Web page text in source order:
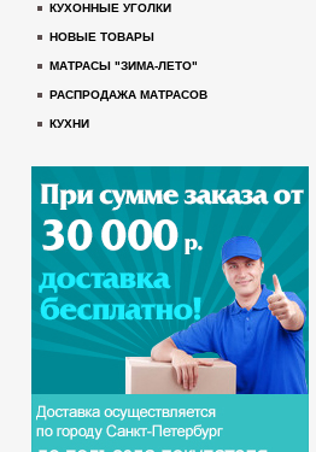
КУХОННЫЕ УГОЛКИ
НОВЫЕ ТОВАРЫ
МАТРАСЫ "ЗИМА-ЛЕТО"
РАСПРОДАЖА МАТРАСОВ
КУХНИ